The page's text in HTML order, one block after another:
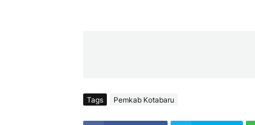
Tags Pemkab Kotabaru